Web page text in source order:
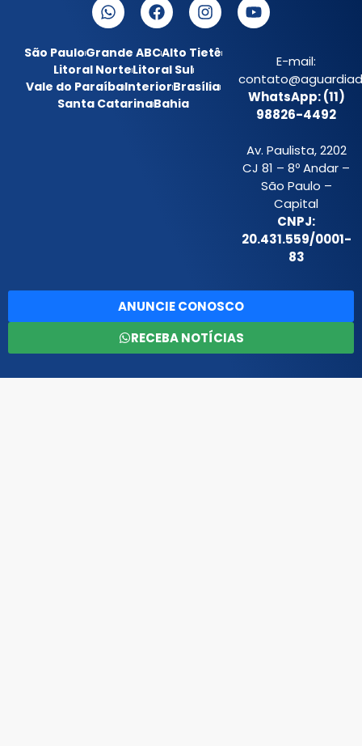
São PauloGrande ABCAlto Tietê
Litoral NorteLitoral Sul
Vale do ParaíbaInteriorBrasília
Santa CatarinaBahia
E-mail:
WhatsApp: (11)
98826-4492
Av. Paulista, 2202
CJ 81 – 8º Andar –
São Paulo –
Capital
CNPJ:
20.431.559/0001-
83
ANUNCIE CONOSCO
RECEBA NOTÍCIAS